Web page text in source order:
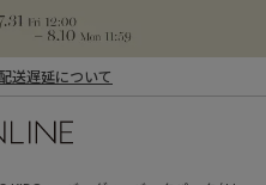
送遅延について